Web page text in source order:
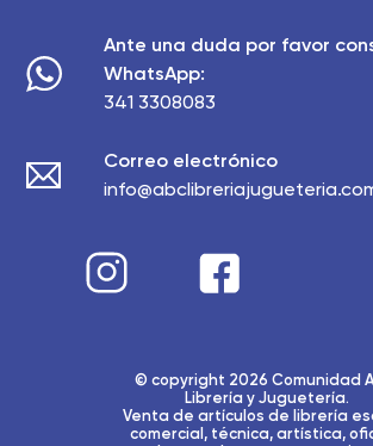
Ante una duda por favor
WhatsApp:
341 3308083
Correo electrónico
© copyright 2026 Comunidad
Librería y Juguetería.
Venta de artículos de librería
comercial, técnica, artística,